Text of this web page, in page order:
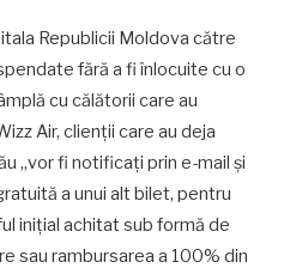
Republicii Moldova către
fără a fi înlocuite cu o
cu călătorii care au
Air, clienții care au deja
„vor fi notificați prin e-mail și
a unui alt bilet, pentru
inițial achitat sub formă de
sau rambursarea a 100% din